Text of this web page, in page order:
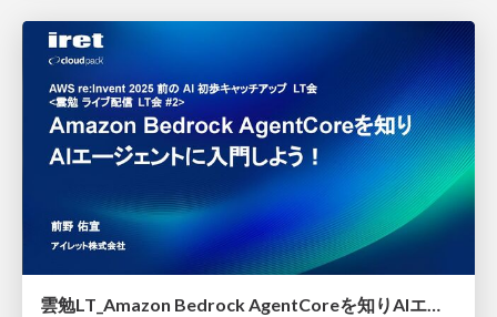
雲勉LT_Amazon Bedrock AgentCoreを知りAIエージェントに入門しよう！